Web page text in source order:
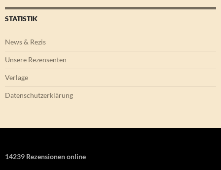
STATISTIK
News & Rezis
Unsere Rezensenten
Verlage
Datenschutzerklärung
14239 Rezensionen online